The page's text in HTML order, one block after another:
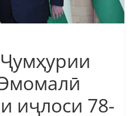
иҷлоси 78-